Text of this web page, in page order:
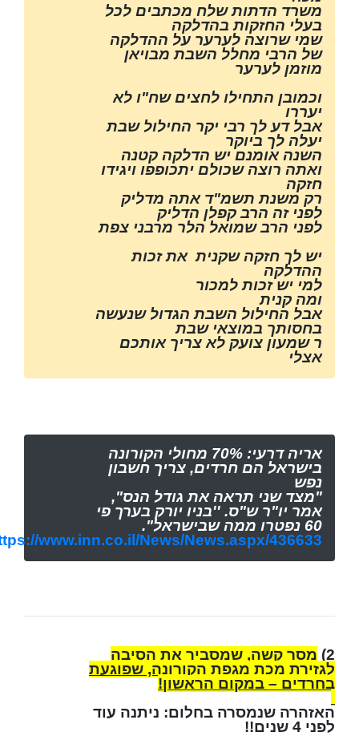
משרד הדתות שלח מכתבים לכל
בעלי החזקות בהדלקה
שמי שרוצה לערער על ההדלקה
של הרבי מחלל השבת מבויאן
מוזמן לערער
וכמובן התחילו לחצים שח"ו לא
יעררו
אבל דע לך רבי יקר החילול שבת
יעלה לך ביוקר
השנה אומנם יש הדלקה קטנה
ואתה רוצה שכולם יתכופפו ויגידו
חזקה
רק משנת תשמ"ד אתה מדליק
לפני זה הרב קפלן הדליק
לפני הרב שמואל הלר מרבני צפת
יש לך חזקה שקנית את זכות
ההדלקה
למי יש זכות למכור
ומה קנית
אבל החילול השבת הגדול שנעשה
בחסותך במוצאי שבת
ר שמעון צועק לא צריך אותכם
אצלי
אריה דרעי: 70% מחולי הקורונה
בישראל הם חרדים, צריך חשבון
נפש
"מצד שני תראה את גודל הנס",
אמר יו"ר ש"ס. ''בניו יורק בערך פי
60 נפטרו ממה שבישראל".
www.inn.co.il/News/News.aspx/436633
2) מסר קשה, שמסביר את הסיבה
לגזירת מכת מגפת הקורונה, שפוגעת
בחרדים – במקום הראשון!
האזהרה שנמסרה בחלום: ניתנה עוד
לפני 4 שנים!!